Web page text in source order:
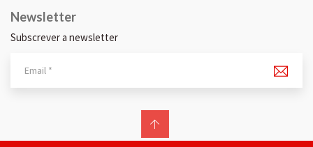
Newsletter
Subscrever a newsletter